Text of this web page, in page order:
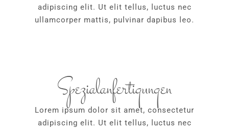
adipiscing elit. Ut elit tellus, luctus nec
ullamcorper mattis, pulvinar dapibus leo.
Spezialanfertigungen
Lorem ipsum dolor sit amet, consectetur
adipiscing elit. Ut elit tellus, luctus nec